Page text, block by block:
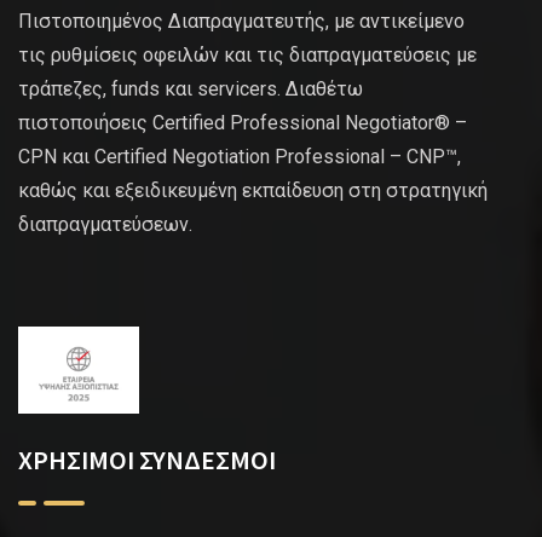
Πιστοποιημένος Διαπραγματευτής, με αντικείμενο
τις ρυθμίσεις οφειλών και τις διαπραγματεύσεις με
τράπεζες, funds και servicers. Διαθέτω
πιστοποιήσεις Certified Professional Negotiator® –
CPN και Certified Negotiation Professional – CNP™,
καθώς και εξειδικευμένη εκπαίδευση στη στρατηγική
διαπραγματεύσεων.
ΧΡΗΣΙΜΟΙ ΣΥΝΔΕΣΜΟΙ